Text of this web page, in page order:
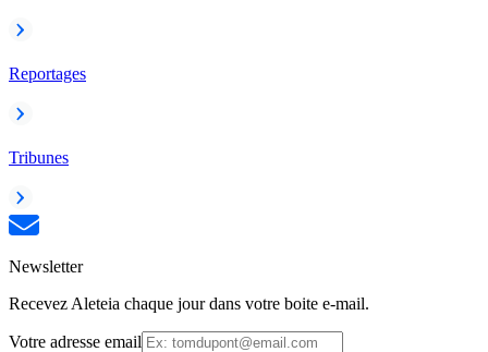
Reportages
Tribunes
Newsletter
Recevez Aleteia chaque jour dans votre boite e-mail.
Votre adresse email